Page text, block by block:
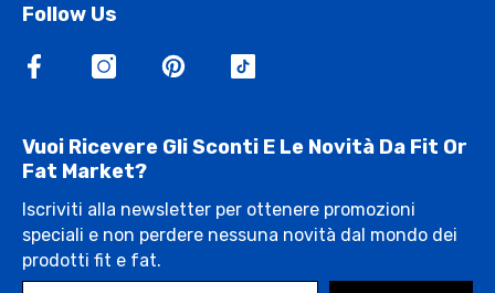
Follow Us
Vuoi Ricevere Gli Sconti E Le Novità Da Fit Or
Fat Market?
Iscriviti alla newsletter per ottenere promozioni
speciali e non perdere nessuna novità dal mondo dei
prodotti fit e fat.